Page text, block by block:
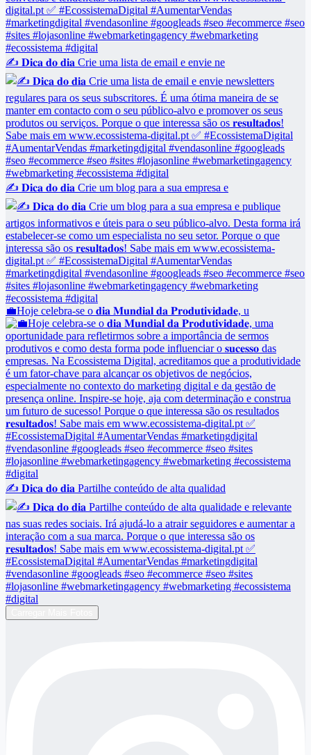
✍️ 𝐃𝐢𝐜𝐚 𝐝𝐨 𝐝𝐢𝐚 Crie uma lista de email e envie ne
✍️ 𝐃𝐢𝐜𝐚 𝐝𝐨 𝐝𝐢𝐚 Crie um blog para a sua empresa e
💼Hoje celebra-se o 𝐝𝐢𝐚 𝐌𝐮𝐧𝐝𝐢𝐚𝐥 𝐝𝐚 𝐏𝐫𝐨𝐝𝐮𝐭𝐢𝐯𝐢𝐝𝐚𝐝𝐞, u
✍️ 𝐃𝐢𝐜𝐚 𝐝𝐨 𝐝𝐢𝐚 Partilhe conteúdo de alta qualidad